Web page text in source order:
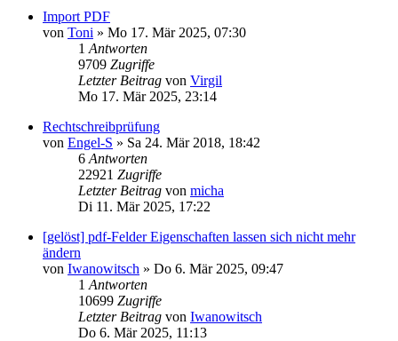
Import PDF
von Toni » Mo 17. Mär 2025, 07:30
1 Antworten
9709 Zugriffe
Letzter Beitrag von Virgil
Mo 17. Mär 2025, 23:14
Rechtschreibprüfung
von Engel-S » Sa 24. Mär 2018, 18:42
6 Antworten
22921 Zugriffe
Letzter Beitrag von micha
Di 11. Mär 2025, 17:22
[gelöst] pdf-Felder Eigenschaften lassen sich nicht mehr
ändern
von Iwanowitsch » Do 6. Mär 2025, 09:47
1 Antworten
10699 Zugriffe
Letzter Beitrag von Iwanowitsch
Do 6. Mär 2025, 11:13